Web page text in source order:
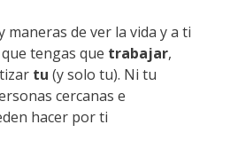
maneras de ver la vida y a ti
tengas que trabajar,
tu (y solo tu). Ni tu
cercanas e
hacer por ti